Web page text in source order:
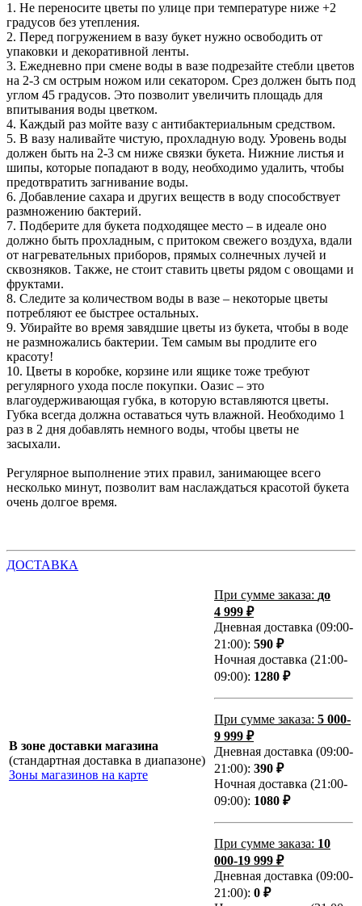
1. Не переносите цветы по улице при температуре ниже +2
градусов без утепления.
2. Перед погружением в вазу букет нужно освободить от
упаковки и декоративной ленты.
3. Ежедневно при смене воды в вазе подрезайте стебли цветов
на 2-3 см острым ножом или секатором. Срез должен быть под
углом 45 градусов. Это позволит увеличить площадь для
впитывания воды цветком.
4. Каждый раз мойте вазу с антибактериальным средством.
5. В вазу наливайте чистую, прохладную воду. Уровень воды
должен быть на 2-3 см ниже связки букета. Нижние листья и
шипы, которые попадают в воду, необходимо удалить, чтобы
предотвратить загнивание воды.
6. Добавление сахара и других веществ в воду способствует
размножению бактерий.
7. Подберите для букета подходящее место – в идеале оно
должно быть прохладным, с притоком свежего воздуха, вдали
от нагревательных приборов, прямых солнечных лучей и
сквозняков. Также, не стоит ставить цветы рядом с овощами и
фруктами.
8. Следите за количеством воды в вазе – некоторые цветы
потребляют ее быстрее остальных.
9. Убирайте во время завядшие цветы из букета, чтобы в воде
не размножались бактерии. Тем самым вы продлите его
красоту!
10. Цветы в коробке, корзине или ящике тоже требуют
регулярного ухода после покупки. Оазис – это
влагоудерживающая губка, в которую вставляются цветы.
Губка всегда должна оставаться чуть влажной. Необходимо 1
раз в 2 дня добавлять немного воды, чтобы цветы не
засыхали.
Регулярное выполнение этих правил, занимающее всего
несколько минут, позволит вам наслаждаться красотой букета
очень долгое время.
ДОСТАВКА
В зоне доставки магазина
(стандартная доставка в диапазоне)
Зоны магазинов на карте
При сумме заказа: до
4 999 ₽
Дневная доставка (09:00-
21:00): 590 ₽
Ночная доставка (21:00-
09:00): 1280 ₽
При сумме заказа: 5 000-
9 999 ₽
Дневная доставка (09:00-
21:00): 390 ₽
Ночная доставка (21:00-
09:00): 1080 ₽
При сумме заказа: 10
000-19 999 ₽
Дневная доставка (09:00-
21:00): 0 ₽